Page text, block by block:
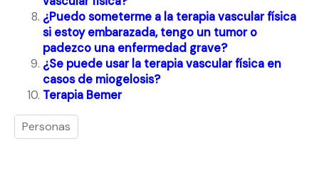
¿Puedo someterme a la terapia vascular física
si estoy embarazada, tengo un tumor o
padezco una enfermedad grave?
¿Se puede usar la terapia vascular física en
casos de miogelosis?
Terapia Bemer
Personas